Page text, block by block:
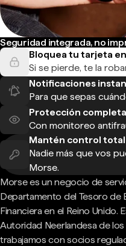
Seguridad integrada, no
Bloquea tu tarjeta
Si se pierde, te la
Notificaciones
Para que sepas
Protección
Con monitoreo
Mantén control
Nadie más que vos
Morse.
Morse es un negocio de
Departamento del Tesoro de
Financiera en el Reino Unido.
Autoridad Neerlandesa de
trabajamos con socios